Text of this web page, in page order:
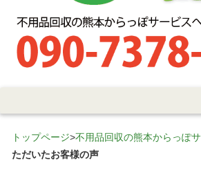
トップページ>不用品回収の熊本からっぽ
ただいたお客様の声